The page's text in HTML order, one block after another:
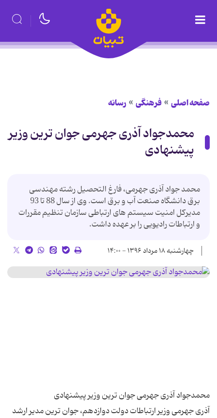
صفحه اصلی فرهنگی رسانه
محمدجواد آذری جهرمی جوان ترین وزیر
پیشنهادی
محمد جواد آذری جهرمی، فارغ التحصیل رشته مهندسی
برق دانشگاه صنعت آب و برق است. وی از سال 88 تا 93
مدیرکل امنیت سیستم های ارتباطی سازمان تنظیم مقررات
و ارتباطات رادیویی را بر عهده داشت.
چهارشنبه ۱۸ مرداد ۱۳۹۶ - ۱۴:۰۰
آذری جهرمی وزیر ارتباطات دولت دوازدهم، جوان ترین مدیر ارشد